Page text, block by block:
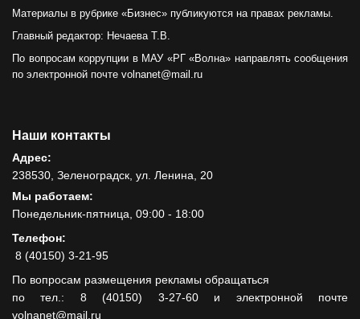
Материалы в рубрике «Бизнес» публикуются на правах рекламы.
Главный редактор: Нечаева Т.В.
По вопросам коррупции в МАУ «РГ «Волна» направлять сообщения
по электронной почте volnanet@mail.ru
Наши контакты
Адрес:
238530, Зеленоградск, ул. Ленина, 20
Мы работаем:
Понедельник-пятница, 09:00 - 18:00
Телефон:
8 (40150) 3-21-95
По вопросам размещения рекламы обращаться
по тел.: 8 (40150) 3-27-60 и электронной почте
volnanet@mail.ru